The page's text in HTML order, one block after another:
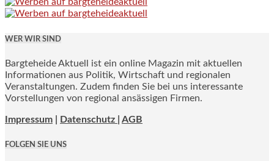
WER WIR SIND
Bargteheide Aktuell ist ein online Magazin mit aktuellen
Informationen aus Politik, Wirtschaft und regionalen
Veranstaltungen. Zudem finden Sie bei uns interessante
Vorstellungen von regional ansässigen Firmen.
Impressum Datenschutz | AGB
FOLGEN SIE UNS